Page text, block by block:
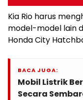
Kia Rio harus
model-model lain
Honda City
BACA JUGA:
Mobil Listrik
Secara